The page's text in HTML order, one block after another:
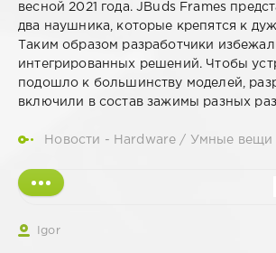
весной 2021 года. JBuds Frames
два наушника, которые крепятся к
Таким образом разработчики
интегрированных решений. Чтобы
подошло к большинству моделей,
включили в состав зажимы разных
Новости - Hardware / Умные вещи
Igor